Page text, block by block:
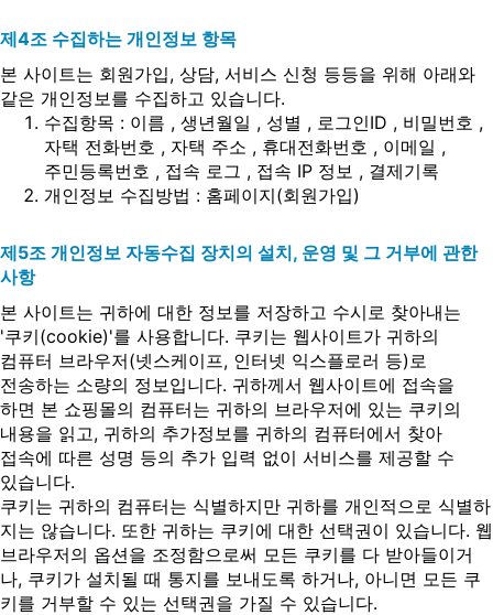
제4조 수집하는 개인정보 항목
본 사이트는 회원가입, 상담, 서비스 신청 등등을 위해 아래와
같은 개인정보를 수집하고 있습니다.
수집항목 : 이름 , 생년월일 , 성별 , 로그인ID , 비밀번호 ,
자택 전화번호 , 자택 주소 , 휴대전화번호 , 이메일 ,
주민등록번호 , 접속 로그 , 접속 IP 정보 , 결제기록
개인정보 수집방법 : 홈페이지(회원가입)
제5조 개인정보 자동수집 장치의 설치, 운영 및 그 거부에 관한
사항
본 사이트는 귀하에 대한 정보를 저장하고 수시로 찾아내는
'쿠키(cookie)'를 사용합니다. 쿠키는 웹사이트가 귀하의
컴퓨터 브라우저(넷스케이프, 인터넷 익스플로러 등)로
전송하는 소량의 정보입니다. 귀하께서 웹사이트에 접속을
하면 본 쇼핑몰의 컴퓨터는 귀하의 브라우저에 있는 쿠키의
내용을 읽고, 귀하의 추가정보를 귀하의 컴퓨터에서 찾아
접속에 따른 성명 등의 추가 입력 없이 서비스를 제공할 수
있습니다.
쿠키는 귀하의 컴퓨터는 식별하지만 귀하를 개인적으로 식별하
지는 않습니다. 또한 귀하는 쿠키에 대한 선택권이 있습니다. 웹
브라우저의 옵션을 조정함으로써 모든 쿠키를 다 받아들이거
나, 쿠키가 설치될 때 통지를 보내도록 하거나, 아니면 모든 쿠
키를 거부할 수 있는 선택권을 가질 수 있습니다.